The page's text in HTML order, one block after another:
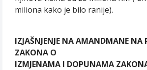
miliona kako je bilo ranije).
IZJAŠNJENJE NA AMANDMANE NA
ZAKONA O
IZMJENAMA I DOPUNAMA